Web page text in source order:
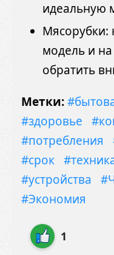
идеальную
Мясорубки:
модель и
обратить
Метки:
#здоровье
#потребления
#срок
#устройства
#Экономия
1